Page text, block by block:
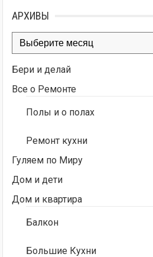
АРХИВЫ
Архивы
Бери и делай
Все о Ремонте
Полы и о полах
Ремонт кухни
Гуляем по Миру
Дом и дети
Дом и квартира
Балкон
Большие Кухни